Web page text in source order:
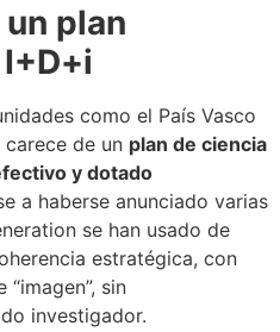
plan
como el País Vasco
de un plan de ciencia
y dotado
a haberse anunciado varias
se han usado de
estratégica, con
sin
investigador.